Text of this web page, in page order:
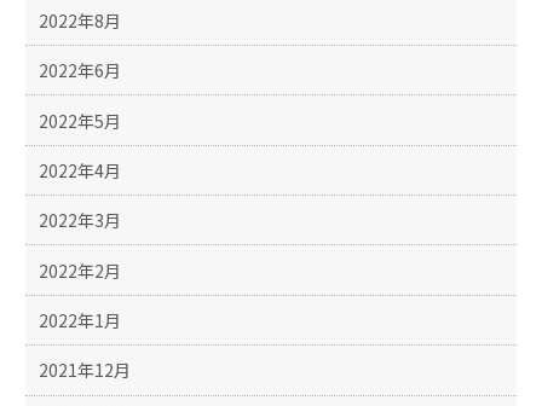
2022年8月
2022年6月
2022年5月
2022年4月
2022年3月
2022年2月
2022年1月
2021年12月